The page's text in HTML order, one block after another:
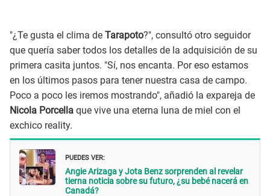
"¿Te gusta el clima de Tarapoto?", consultó otro seguidor
que quería saber todos los detalles de la adquisición de su
primera casita juntos. "Sí, nos encanta. Por eso estamos
en los últimos pasos para tener nuestra casa de campo.
Poco a poco les iremos mostrando", añadió la expareja de
Nicola Porcella que vive una eterna luna de miel con el
exchico reality.
PUEDES VER:
Angie Arizaga y Jota Benz sorprenden al revelar
tierna noticia sobre su futuro, ¿su bebé nacerá en
Canadá?